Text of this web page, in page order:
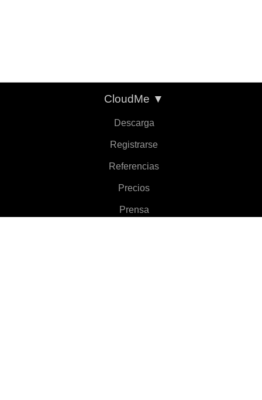
CloudMe ▼
Descarga
Registrarse
Referencias
Precios
Prensa